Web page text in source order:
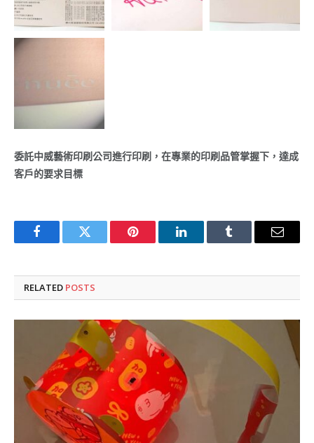
委託中威藝術印刷公司進行印刷，在專業的印刷品管掌握下，達成
客戶的要求目標
FacebookTwitter Pinterest LinkedInTumblr Email
RELATED POSTS